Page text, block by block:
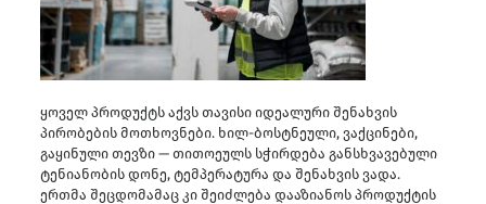
ყოველ პროდუქტს აქვს თავისი იდეალური შენახვის
პირობების მოთხოვნები. ხილ-ბოსტნეული, ვაქცინები,
გაყინული თევზი — თითოეულს სჭირდება განსხვავებული
ტენიანობის დონე, ტემპერატურა და შენახვის ვადა.
ერთმა შეცდომამაც კი შეიძლება დააზიანოს პროდუქტის